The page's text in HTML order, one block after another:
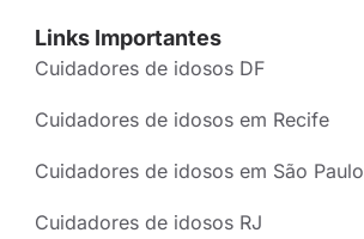
Links Importantes
Cuidadores de idosos DF
Cuidadores de idosos em Recife
Cuidadores de idosos em São Paulo
Cuidadores de idosos RJ